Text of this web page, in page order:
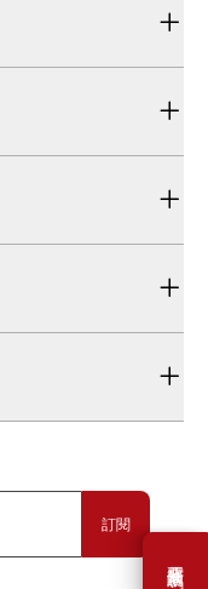
需要幫助嗎？
訂閱